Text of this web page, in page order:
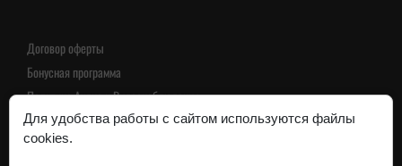
Для удобства работы с сайтом используются файлы
cookies.
Договор оферты
Бонусная программа
Политика Аудио и Видеонаблюдения
Пользовательское соглашение
Политика конфиденциальности